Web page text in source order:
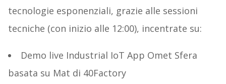
tecnologie esponenziali, grazie alle sessioni
tecniche (con inizio alle 12:00), incentrate su:
Demo live Industrial IoT App Omet Sfera
basata su Mat di 40Factory